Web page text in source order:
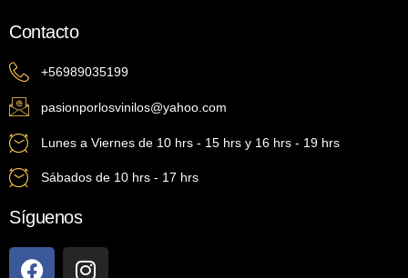
Contacto
+56989035199
pasionporlosvinilos@yahoo.com
Lunes a Viernes de 10 hrs - 15 hrs y 16 hrs - 19 hrs
Sábados de 10 hrs - 17 hrs
Síguenos